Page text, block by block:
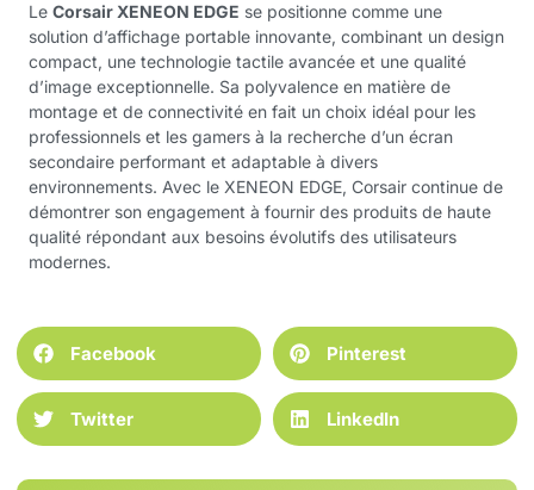
Le Corsair XENEON EDGE se positionne comme une
solution d’affichage portable innovante, combinant un design
compact, une technologie tactile avancée et une qualité
d’image exceptionnelle. Sa polyvalence en matière de
montage et de connectivité en fait un choix idéal pour les
professionnels et les gamers à la recherche d’un écran
secondaire performant et adaptable à divers
environnements. Avec le XENEON EDGE, Corsair continue de
démontrer son engagement à fournir des produits de haute
qualité répondant aux besoins évolutifs des utilisateurs
modernes.
Facebook Pinterest
Twitter LinkedIn